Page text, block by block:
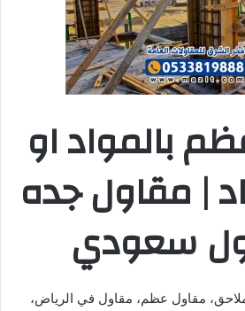
بالمواد او
| مقاول جده
سعودي
مقاول عظم، مقاول في الرياض،